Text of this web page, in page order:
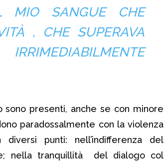
MIO SANGUE CHE
, CHE SUPERAVA
presenti, anche se con minore
paradossalmente con la violenza
punti: nell’indifferenza del
nella tranquillità del dialogo col